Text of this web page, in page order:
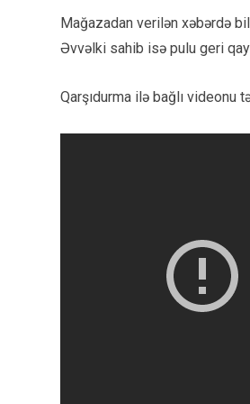
Mağazadan verilən xəbərdə
Əvvəlki sahib isə pulu geri
Qarşıdurma ilə bağlı videonu